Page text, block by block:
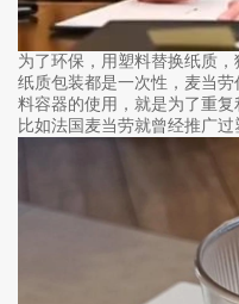
为了环保，用塑料替换纸质
纸质包装都是一次性，麦当
料容器的使用，就是为了重复
比如法国麦当劳就曾经推广过